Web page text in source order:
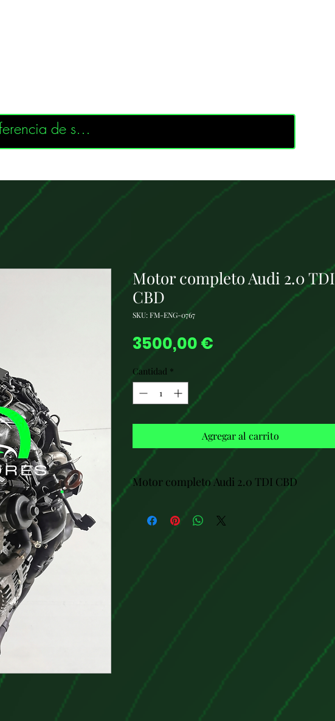
Motor completo Audi 2.0 TDI
CBD
SKU: FM-ENG-0767
3500,00 € Precio
Cantidad *
Agregar al carrito
Motor completo Audi 2.0 TDI CBD
Código del motor:
CBD (CBDC, CBDB, CBDC+).
Disposición de cilindros:
Sistema de inyección:
Inyección directa Common Rail.
Turboalimentado con geometría variable (VGT).
Relación de compresión:
140 CV (103 kW) 170 CV (125 kW)
dependiendo de la variante.